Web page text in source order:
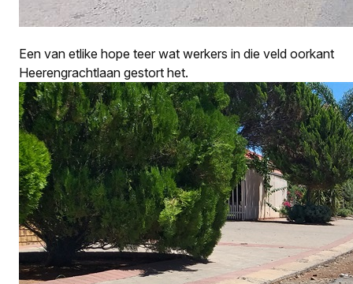
Een van etlike hope teer wat werkers in die veld oorkant
Heerengrachtlaan gestort het.